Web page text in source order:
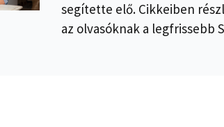
segítette elő. Cikkeiben
az olvasóknak a legfrissebb